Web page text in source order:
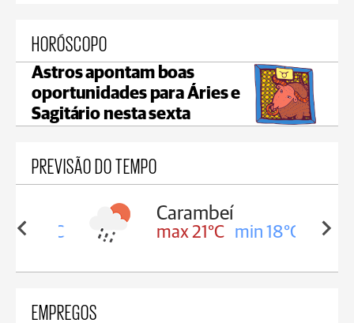
HORÓSCOPO
Astros apontam boas
oportunidades para Áries e
Sagitário nesta sexta
PREVISÃO DO TEMPO
18°C
Carambeí
max 21°C min 18°C
EMPREGOS